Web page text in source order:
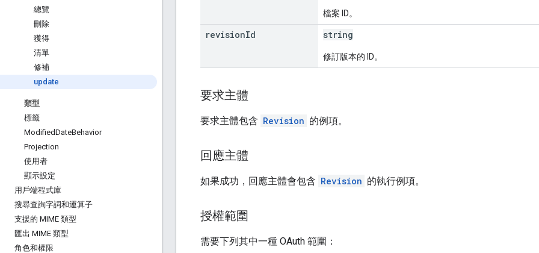
總覽
刪除
獲得
清單
修補
update
類型
標籤
ModifiedDateBehavior
Projection
使用者
顯示設定
用戶端程式庫
搜尋查詢字詞和運算子
支援的 MIME 類型
匯出 MIME 類型
角色和權限
檔案 ID。
revisionId string
修訂版本的 ID。
要求主體
要求主體包含 Revision 的例項。
回應主體
如果成功，回應主體會包含 Revision 的執行例項。
授權範圍
需要下列其中一種 OAuth 範圍：